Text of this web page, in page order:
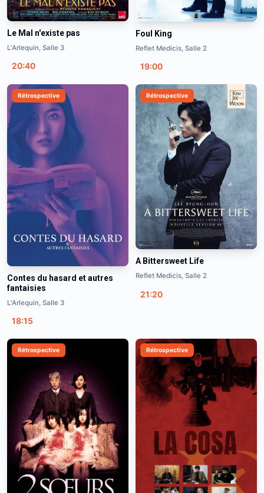
Le Mal n'existe pas
L'Arlequin, Salle 3
20:40
Foul King
Reflet Medicis, Salle 2
19:00
Rétrospective
Contes du hasard et autres
fantaisies
L'Arlequin, Salle 3
18:15
Rétrospective
A Bittersweet Life
Reflet Medicis, Salle 2
21:20
Rétrospective Rétrospective